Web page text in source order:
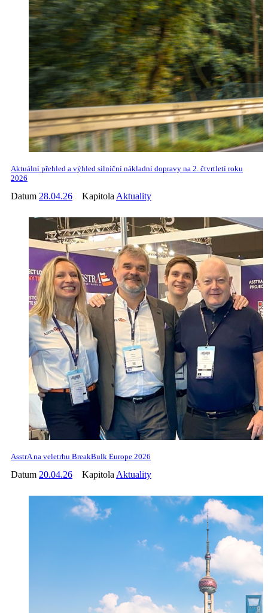
Aktuální přehled a výhled silniční nákladní dopravy na 2. čtvrtletí roku
2026
Datum 28.04.26 Kapitola Aktuality
AsstrA na veletrhu BreakBulk Europe 2026
Datum 20.04.26 Kapitola Aktuality